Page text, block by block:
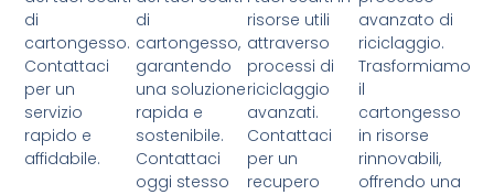
di
cartongesso.
Contattaci
per un
servizio
rapido e
affidabile.
di
cartongesso,
garantendo
una soluzione
rapida e
sostenibile.
Contattaci
oggi stesso
risorse utili
attraverso
processi di
riciclaggio
avanzati.
Contattaci
per un
recupero
avanzato di
riciclaggio.
Trasformiamo
il
cartongesso
in risorse
rinnovabili,
offrendo una